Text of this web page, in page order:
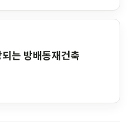
는 방배동재건축